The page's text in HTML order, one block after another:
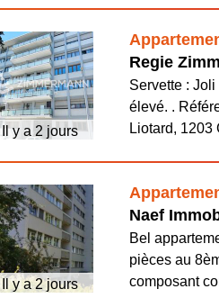
Il y a 2 jours
Regie
Servette :
élevé. .
Liotard,
Il y a 2 jours
Naef
Bel
pièces au
composant